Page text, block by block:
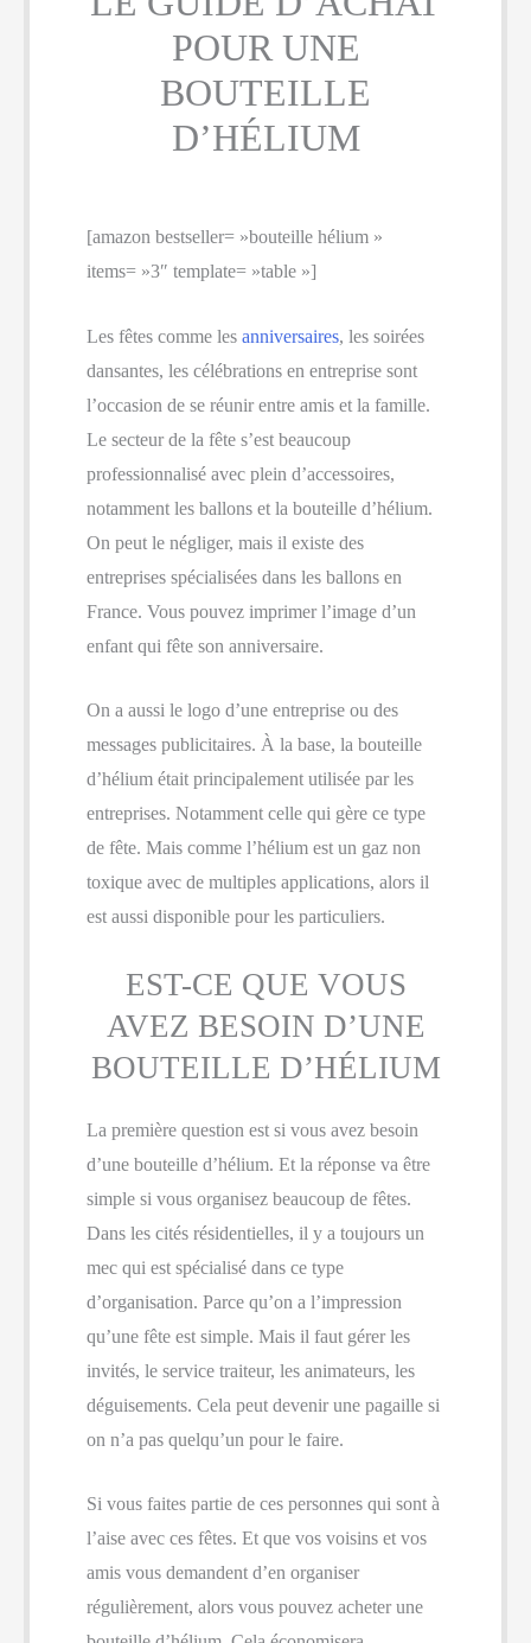
POUR UNE
BOUTEILLE
D’HÉLIUM
[amazon bestseller= »bouteille hélium »
items= »3″ template= »table »]
Les fêtes comme les anniversaires, les soirées
dansantes, les célébrations en entreprise sont
l’occasion de se réunir entre amis et la famille.
Le secteur de la fête s’est beaucoup
professionnalisé avec plein d’accessoires,
notamment les ballons et la bouteille d’hélium.
On peut le négliger, mais il existe des
entreprises spécialisées dans les ballons en
France. Vous pouvez imprimer l’image d’un
enfant qui fête son anniversaire.
On a aussi le logo d’une entreprise ou des
messages publicitaires. À la base, la bouteille
d’hélium était principalement utilisée par les
entreprises. Notamment celle qui gère ce type
de fête. Mais comme l’hélium est un gaz non
toxique avec de multiples applications, alors il
est aussi disponible pour les particuliers.
EST-CE QUE VOUS
AVEZ BESOIN D’UNE
BOUTEILLE D’HÉLIUM
La première question est si vous avez besoin
d’une bouteille d’hélium. Et la réponse va être
simple si vous organisez beaucoup de fêtes.
Dans les cités résidentielles, il y a toujours un
mec qui est spécialisé dans ce type
d’organisation. Parce qu’on a l’impression
qu’une fête est simple. Mais il faut gérer les
invités, le service traiteur, les animateurs, les
déguisements. Cela peut devenir une pagaille si
on n’a pas quelqu’un pour le faire.
Si vous faites partie de ces personnes qui sont à
l’aise avec ces fêtes. Et que vos voisins et vos
amis vous demandent d’en organiser
régulièrement, alors vous pouvez acheter une